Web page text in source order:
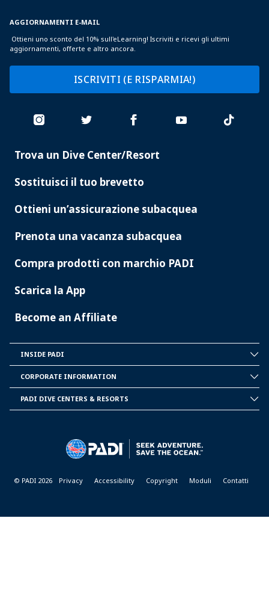
AGGIORNAMENTI E-MAIL
Ottieni uno sconto del 10% sull'eLearning! Iscriviti e ricevi gli ultimi
aggiornamenti, offerte e altro ancora.
ISCRIVITI (E RISPARMIA!)
PADI
Trova un Dive Center/Resort
Sostituisci il tuo brevetto
Ottieni un’assicurazione subacquea
Prenota una vacanza subacquea
Compra prodotti con marchio PADI
Scarica la App
Become an Affiliate
PADI
INSIDE PADI
INFORMATION
CORPORATE INFORMATION
PADI DIVE CENTERS & RESORTS
© PADI 2026 Privacy Accessibility Copyright Moduli Contatti